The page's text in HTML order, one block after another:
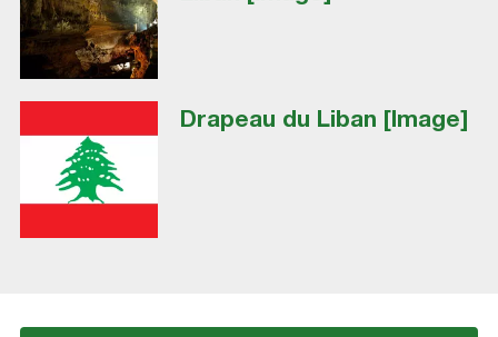
Drapeau du Liban [Image]